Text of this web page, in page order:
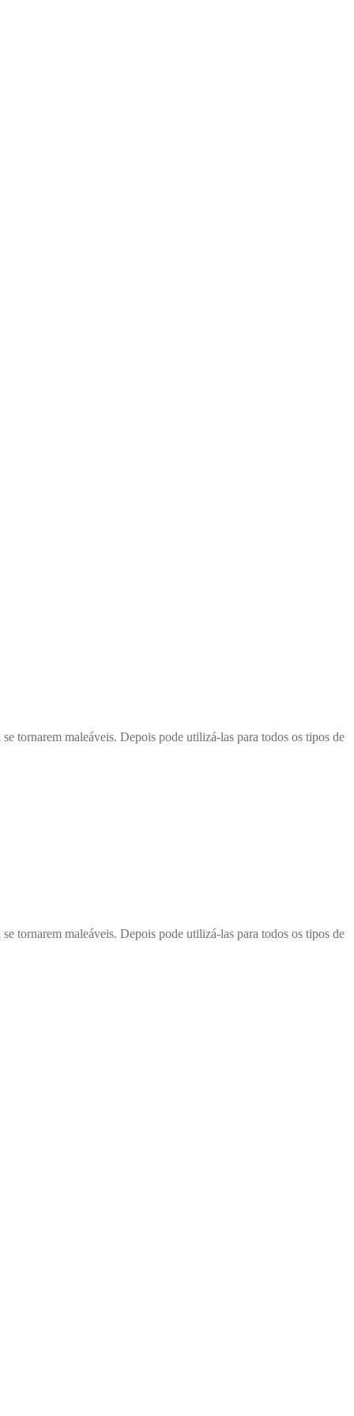
tornarem maleáveis. Depois pode utilizá-las para todos os tipos de
tornarem maleáveis. Depois pode utilizá-las para todos os tipos de